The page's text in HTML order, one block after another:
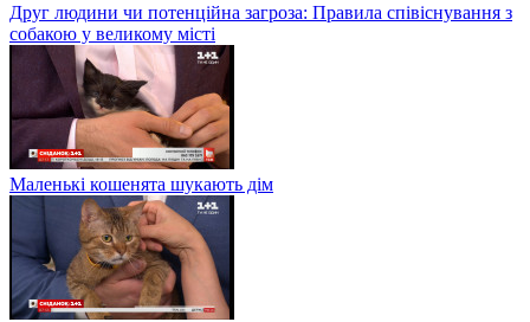
Друг людини чи потенційна загроза: Правила співіснування з
собакою у великому місті
Маленькі кошенята шукають дім